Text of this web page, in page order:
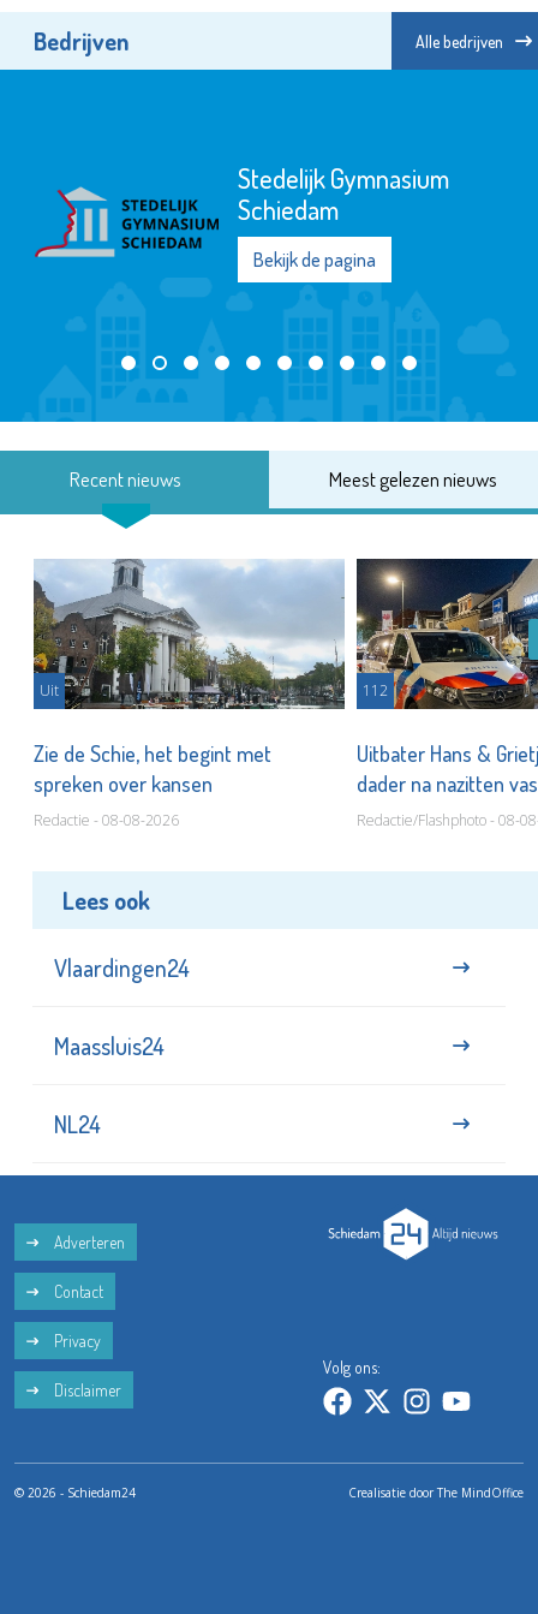
Bedrijven Alle bedrijven
Stedelijk Gymnasium
Schiedam
Bekijk de pagina
Recent nieuws Meest gelezen nieuws
Uit
Zie de Schie, het begint met
spreken over kansen
Redactie - 08-08-2026
112
Uitbater Hans &
dader na nazitten
Redactie/Flashphoto - 08-
Lees ook
Vlaardingen24
Maassluis24
NL24
Adverteren
Contact
Privacy
Disclaimer
Volg ons:
© 2026 - Schiedam24 Crealisatie doorThe MindOffice